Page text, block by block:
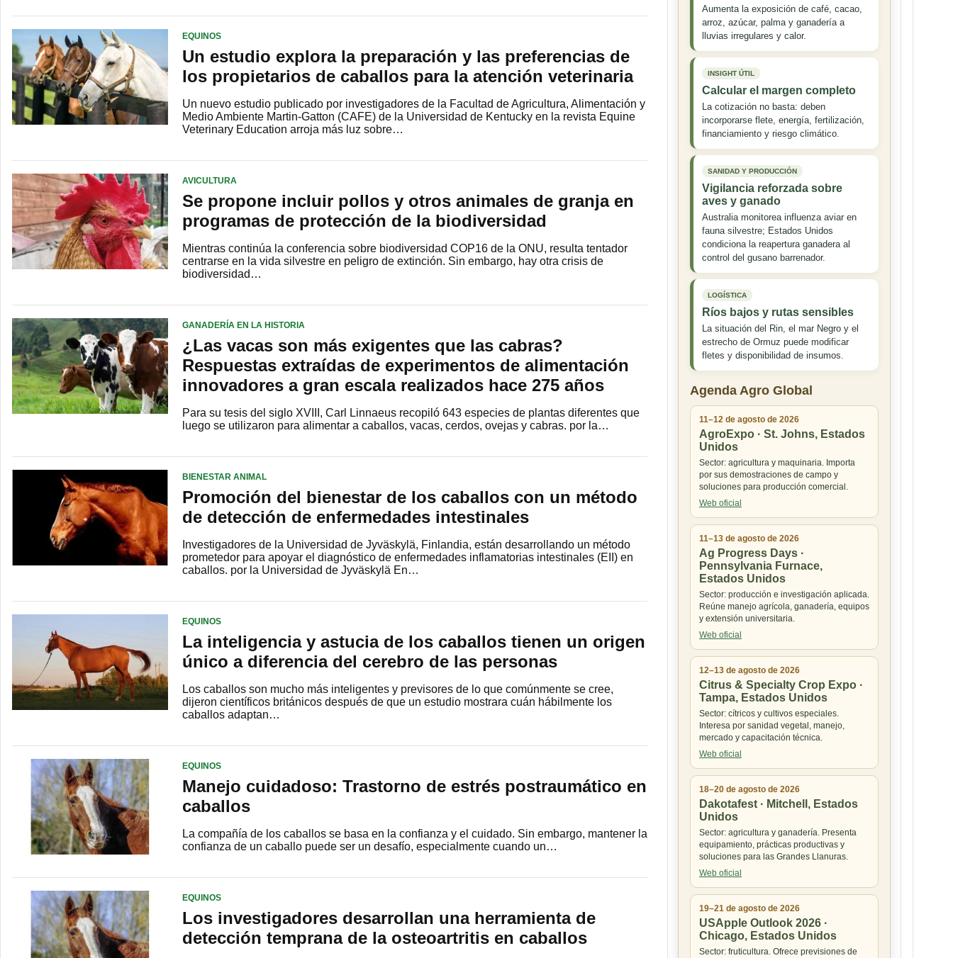
EQUINOS
Un estudio explora la preparación y las preferencias de
los propietarios de caballos para la atención veterinaria
Un nuevo estudio publicado por investigadores de la Facultad de Agricultura, Alimentación y
Medio Ambiente Martin-Gatton (CAFE) de la Universidad de Kentucky en la revista Equine
Veterinary Education arroja más luz sobre…
AVICULTURA
Se propone incluir pollos y otros animales de granja en
programas de protección de la biodiversidad
Mientras continúa la conferencia sobre biodiversidad COP16 de la ONU, resulta tentador
centrarse en la vida silvestre en peligro de extinción. Sin embargo, hay otra crisis de
biodiversidad…
GANADERÍA EN LA HISTORIA
¿Las vacas son más exigentes que las cabras?
Respuestas extraídas de experimentos de alimentación
innovadores a gran escala realizados hace 275 años
Para su tesis del siglo XVIII, Carl Linnaeus recopiló 643 especies de plantas diferentes que
luego se utilizaron para alimentar a caballos, vacas, cerdos, ovejas y cabras. por la…
BIENESTAR ANIMAL
Promoción del bienestar de los caballos con un método
de detección de enfermedades intestinales
Investigadores de la Universidad de Jyväskylä, Finlandia, están desarrollando un método
prometedor para apoyar el diagnóstico de enfermedades inflamatorias intestinales (EII) en
caballos. por la Universidad de Jyväskylä En…
EQUINOS
La inteligencia y astucia de los caballos tienen un origen
único a diferencia del cerebro de las personas
Los caballos son mucho más inteligentes y previsores de lo que comúnmente se cree,
dijeron científicos británicos después de que un estudio mostrara cuán hábilmente los
caballos adaptan…
EQUINOS
Manejo cuidadoso: Trastorno de estrés postraumático en
caballos
La compañía de los caballos se basa en la confianza y el cuidado. Sin embargo, mantener la
confianza de un caballo puede ser un desafío, especialmente cuando un…
EQUINOS
Los investigadores desarrollan una herramienta de
detección temprana de la osteoartritis en caballos
Aumenta la exposición de café, cacao,
arroz, azúcar, palma y ganadería a
lluvias irregulares y calor.
INSIGHT ÚTIL
Calcular el margen completo
La cotización no basta: deben
incorporarse flete, energía, fertilización,
financiamiento y riesgo climático.
SANIDAD Y PRODUCCIÓN
Vigilancia reforzada sobre
aves y ganado
Australia monitorea influenza aviar en
fauna silvestre; Estados Unidos
condiciona la reapertura ganadera al
control del gusano barrenador.
LOGÍSTICA
Ríos bajos y rutas sensibles
La situación del Rin, el mar Negro y el
estrecho de Ormuz puede modificar
fletes y disponibilidad de insumos.
Agenda Agro Global
11–12 de agosto de 2026
AgroExpo · St. Johns, Estados
Unidos
Sector: agricultura y maquinaria. Importa
por sus demostraciones de campo y
soluciones para producción comercial.
Web oficial
11–13 de agosto de 2026
Ag Progress Days ·
Pennsylvania Furnace,
Estados Unidos
Sector: producción e investigación aplicada.
Reúne manejo agrícola, ganadería, equipos
y extensión universitaria.
Web oficial
12–13 de agosto de 2026
Citrus & Specialty Crop Expo ·
Tampa, Estados Unidos
Sector: cítricos y cultivos especiales.
Interesa por sanidad vegetal, manejo,
mercado y capacitación técnica.
Web oficial
18–20 de agosto de 2026
Dakotafest · Mitchell, Estados
Unidos
Sector: agricultura y ganadería. Presenta
equipamiento, prácticas productivas y
soluciones para las Grandes Llanuras.
Web oficial
19–21 de agosto de 2026
USApple Outlook 2026 ·
Chicago, Estados Unidos
Sector: fruticultura. Ofrece previsiones de